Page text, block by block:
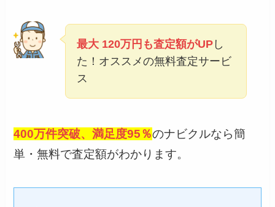
最大 120万円も査定額がUP し
た！オススメの無料査定サービ
ス
400万件突破、満足度95％のナビクルなら簡
単・無料で査定額がわかります。